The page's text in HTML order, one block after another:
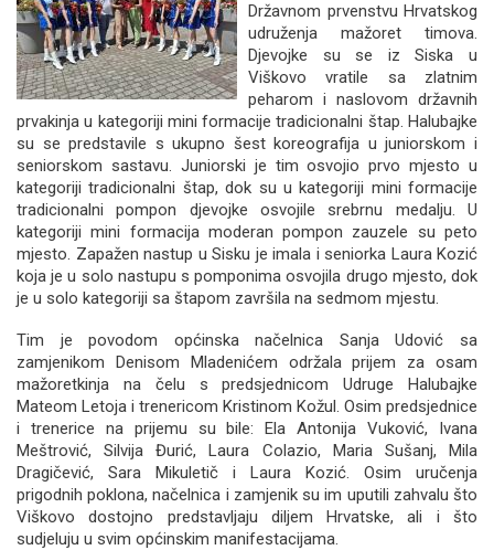
Državnom prvenstvu Hrvatskog
udruženja mažoret timova.
Djevojke su se iz Siska u
Viškovo vratile sa zlatnim
peharom i naslovom državnih
prvakinja u kategoriji mini formacije tradicionalni štap. Halubajke
su se predstavile s ukupno šest koreografija u juniorskom i
seniorskom sastavu. Juniorski je tim osvojio prvo mjesto u
kategoriji tradicionalni štap, dok su u kategoriji mini formacije
tradicionalni pompon djevojke osvojile srebrnu medalju. U
kategoriji mini formacija moderan pompon zauzele su peto
mjesto. Zapažen nastup u Sisku je imala i seniorka Laura Kozić
koja je u solo nastupu s pomponima osvojila drugo mjesto, dok
je u solo kategoriji sa štapom završila na sedmom mjestu.
Tim je povodom općinska načelnica Sanja Udović sa
zamjenikom Denisom Mladenićem održala prijem za osam
mažoretkinja na čelu s predsjednicom Udruge Halubajke
Mateom Letoja i trenericom Kristinom Kožul. Osim predsjednice
i trenerice na prijemu su bile: Ela Antonija Vuković, Ivana
Meštrović, Silvija Đurić, Laura Colazio, Maria Sušanj, Mila
Dragičević, Sara Mikuletič i Laura Kozić. Osim uručenja
prigodnih poklona, načelnica i zamjenik su im uputili zahvalu što
Viškovo dostojno predstavljaju diljem Hrvatske, ali i što
sudjeluju u svim općinskim manifestacijama.